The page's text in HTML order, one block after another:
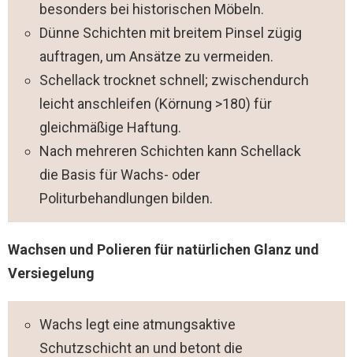
besonders bei historischen Möbeln.
Dünne Schichten mit breitem Pinsel zügig
auftragen, um Ansätze zu vermeiden.
Schellack trocknet schnell; zwischendurch
leicht anschleifen (Körnung >180) für
gleichmäßige Haftung.
Nach mehreren Schichten kann Schellack
die Basis für Wachs- oder
Politurbehandlungen bilden.
Wachsen und Polieren für natürlichen Glanz und
Versiegelung
Wachs legt eine atmungsaktive
Schutzschicht an und betont die